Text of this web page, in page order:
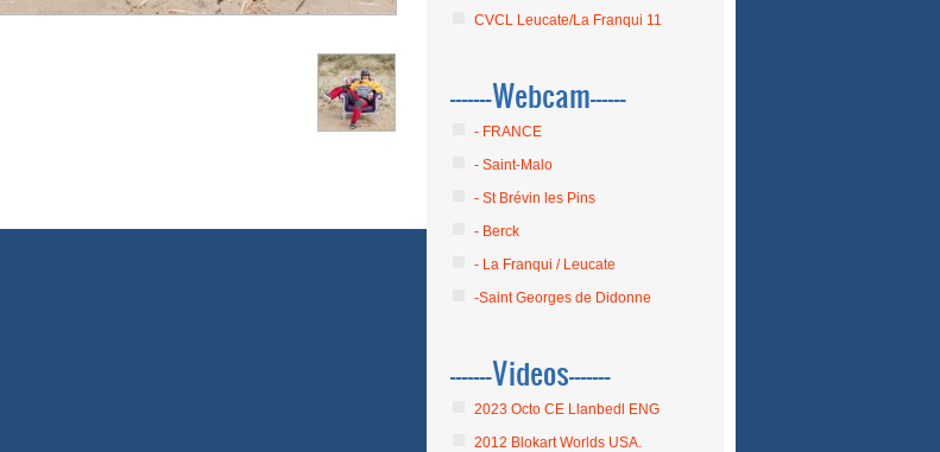
CVCL Leucate/La Franqui 11
-------Webcam------
- FRANCE
- Saint-Malo
- St Brévin les Pins
- Berck
- La Franqui / Leucate
-Saint Georges de Didonne
-------Videos-------
2023 Octo CE Llanbedl ENG
2012 Blokart Worlds USA.